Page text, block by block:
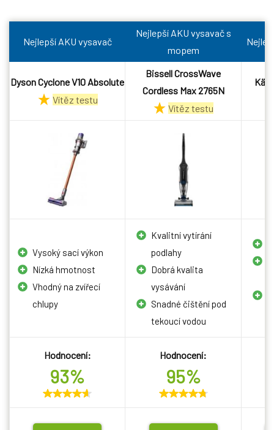
Nejlepší AKU vysavač
Nejlepší AKU vysavač s
mopem
Dyson Cyclone V10 Absolute
Vítěz testu
Bissell CrossWave
Cordless Max 2765N
Vítěz testu
Vysoký sací výkon
Nízká hmotnost
Vhodný na zvířecí
chlupy
Kvalitní vytírání
podlahy
Dobrá kvalita
vysávání
Snadné čištění pod
tekoucí vodou
Hodnocení:
93%
Hodnocení:
95%